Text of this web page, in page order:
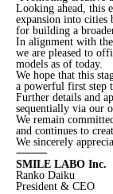
Looking ahead, this
expansion into cities
for building a
In alignment with
we are pleased to
models as of today.
We hope that this
a powerful first step
Further details and
sequentially via our
We remain
and continues to
We sincerely
⸻
SMILE LABO Inc.
Ranko Daiku
President & CEO